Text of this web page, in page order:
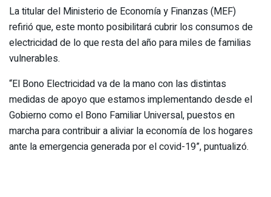
La titular del Ministerio de Economía y Finanzas (MEF)
refirió que, este monto posibilitará cubrir los consumos de
electricidad de lo que resta del año para miles de familias
vulnerables.
“El Bono Electricidad va de la mano con las distintas
medidas de apoyo que estamos implementando desde el
Gobierno como el Bono Familiar Universal, puestos en
marcha para contribuir a aliviar la economía de los hogares
ante la emergencia generada por el covid-19”, puntualizó.